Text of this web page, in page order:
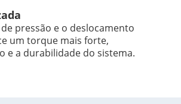
pressão e o deslocamento
um torque mais forte,
e a durabilidade do sistema.